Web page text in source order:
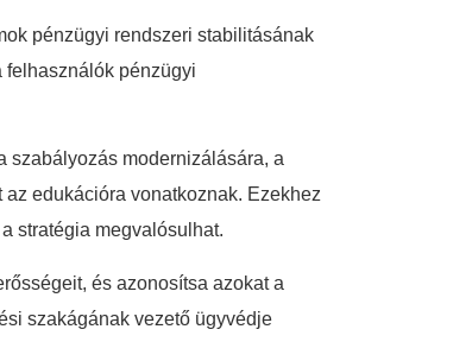
pénzügyi rendszeri stabilitásának
felhasználók pénzügyi
szabályozás modernizálására, a
edukációra vonatkoznak. Ezekhez
stratégia megvalósulhat.
és azonosítsa azokat a
szakágának vezető ügyvédje